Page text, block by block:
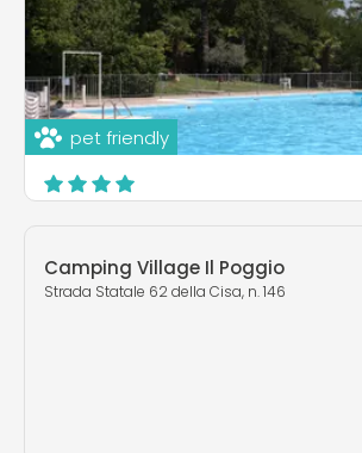
pet friendly
Salsomaggiore Terme
Camping Village Il Poggio
Strada Statale 62 della Cisa, n. 146